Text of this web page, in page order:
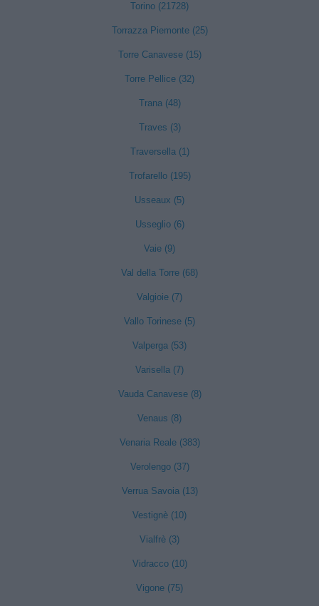
Torino (21728)
Torrazza Piemonte (25)
Torre Canavese (15)
Torre Pellice (32)
Trana (48)
Traves (3)
Traversella (1)
Trofarello (195)
Usseaux (5)
Usseglio (6)
Vaie (9)
Val della Torre (68)
Valgioie (7)
Vallo Torinese (5)
Valperga (53)
Varisella (7)
Vauda Canavese (8)
Venaus (8)
Venaria Reale (383)
Verolengo (37)
Verrua Savoia (13)
Vestignè (10)
Vialfrè (3)
Vidracco (10)
Vigone (75)